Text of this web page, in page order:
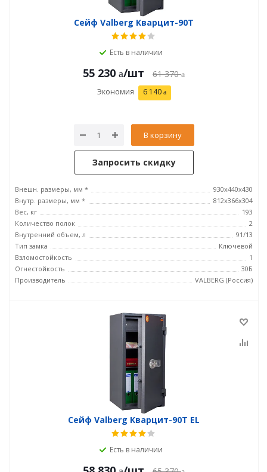
Сейф Valberg Кварцит-90Т
Есть в наличии
55 230 /шт 61 370
Экономия 6 140
В корзину
Запросить скидку
Внешн. размеры, мм *
930х440х430
Внутр. размеры, мм *
812х366х304
Вес, кг
193
Количество полок
2
Внутренний объем, л
91/13
Тип замка
Ключевой
Взломостойкость
1
Огнестойкость
30Б
Производитель
VALBERG (Россия)
Сейф Valberg Кварцит-90Т EL
Есть в наличии